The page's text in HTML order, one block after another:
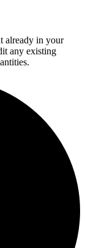
already in your
any existing